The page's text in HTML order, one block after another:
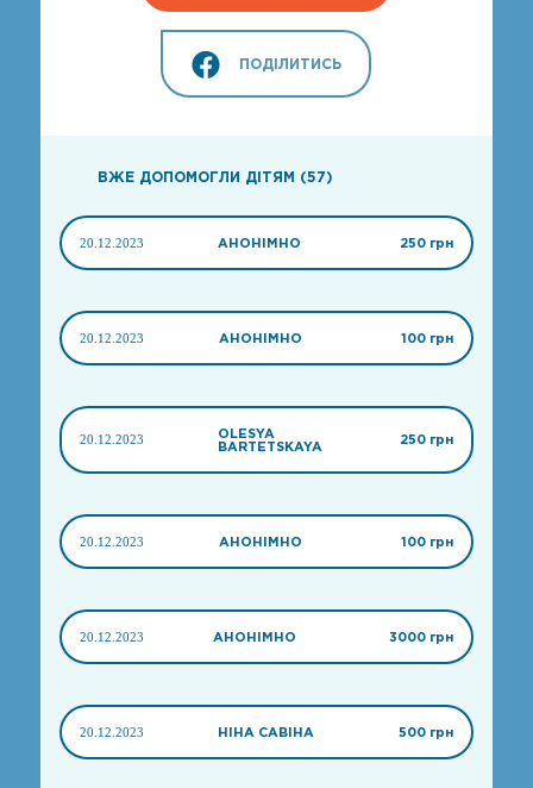
ПОДІЛИТИСЬ
ВЖЕ ДОПОМОГЛИ ДІТЯМ (57)
20.12.2023 АНОНІМНО 250 грн
20.12.2023 АНОНІМНО 100 грн
20.12.2023
OLESYA
BARTETSKAYA
250 грн
20.12.2023 АНОНІМНО 100 грн
20.12.2023 АНОНІМНО 3000 грн
20.12.2023 НІНА САВІНА 500 грн